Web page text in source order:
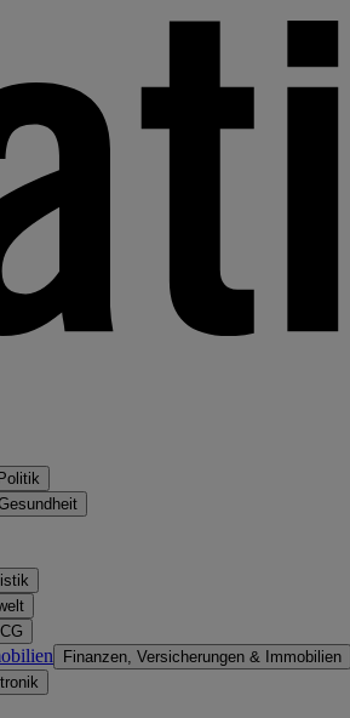
Finanzen, Versicherungen & Immobilien